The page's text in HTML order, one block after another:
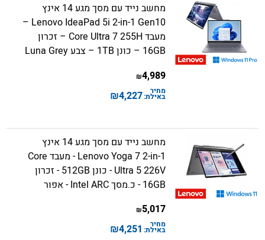
מחשב נייד עם מסך מגע 14 אינץ
Lenovo IdeaPad 5i 2-in-1 Gen10 –
מעבד Core Ultra 7 255H – זכרון
16GB – כונן 1TB – צבע Luna Grey
4,989
₪
מחיר
באילת:4,227
₪
מחשב נייד עם מסך מגע 14 אינץ
Lenovo Yoga 7 2-in-1 - מעבד Core
Ultra 5 226V - כונן 512GB - זכרון
16GB - כ.מסך Intel ARC - אפור
5,017
₪
מחיר
באילת: 4,251
₪